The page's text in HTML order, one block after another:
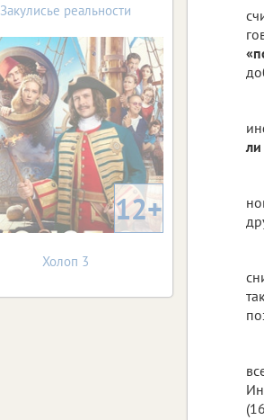
ли
Закулисье реальности
12+
Холоп 3